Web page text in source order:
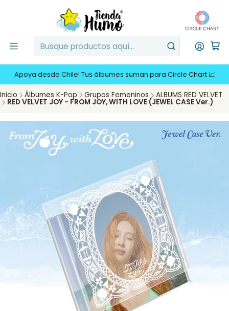
Apoya desde Chile! Tus álbumes suman para Circle Chart 📈
Inicio Álbumes K-Pop Grupos Femeninos ALBUMS RED VELVET
RED VELVET JOY - FROM JOY, WITH LOVE (JEWEL CASE Ver.)